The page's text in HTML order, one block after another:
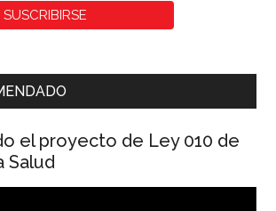
el proyecto de Ley 010 de
Salud